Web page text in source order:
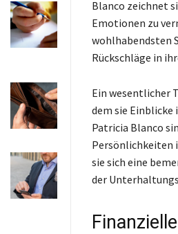
Blanco zeichnet
Emotionen zu
wohlhabendsten
Rückschläge in
Ein wesentlicher
dem sie Einblicke
Patricia Blanco
Persönlichkeiten
sie sich eine
der